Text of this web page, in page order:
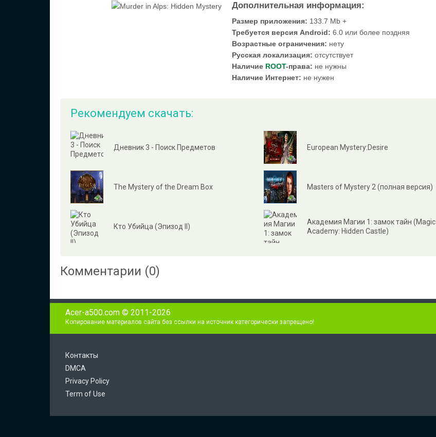
Дополнительная информация:
Размер приложения: 133.7 Mb +
Требуется версия Android: 6.0 или более поздняя
Возрастные ограничения: нету
Русская локализация: отсутствует
Наличие ROOT-права: не нужны
Наличие Интернет: не нужен
Рекомендуем скачать:
Дневник 3 - Поиск Предметов European Mystery:Desire
The Mystery of the Dream Box Masters of Mystery 2 (полная версия)
Кто Убийца (Эпизод II)
Академия Магии 1: замок тайн (Magic
Academy: Hidden Castle)
Комментарии (0)
Acer-a500.com © 2011-2026
Копирование материалов сайта без ссылки на источник категорически запрещено!
Контакты
DMCA
Privacy Policy
Term of Use